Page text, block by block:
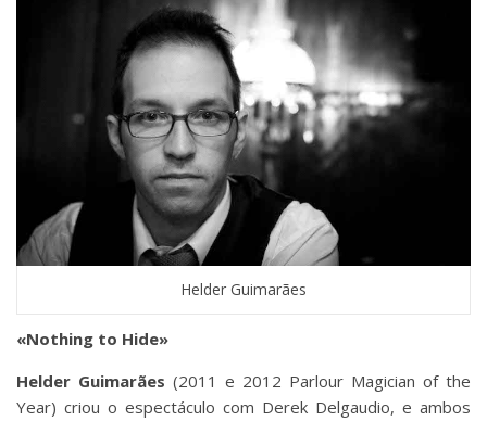
Helder Guimarães
«Nothing to Hide»
Helder Guimarães (2011 e 2012 Parlour Magician of the
Year) criou o espectáculo com Derek Delgaudio, e ambos